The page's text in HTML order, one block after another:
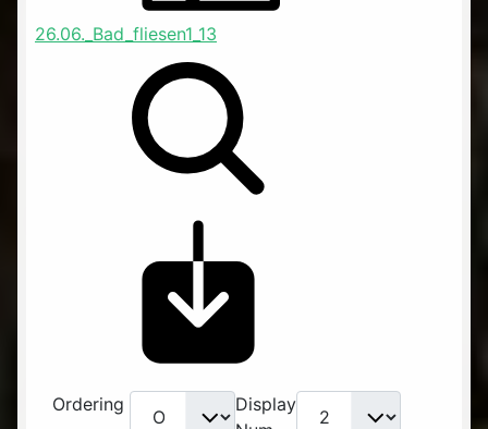
26.06._Bad_fliesen1_13
Ordering
Display